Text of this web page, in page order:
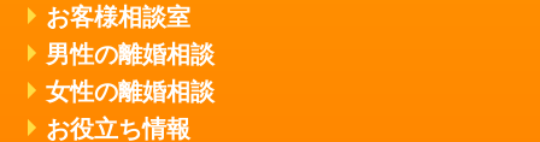
お客様相談室
男性の離婚相談
女性の離婚相談
お役立ち情報